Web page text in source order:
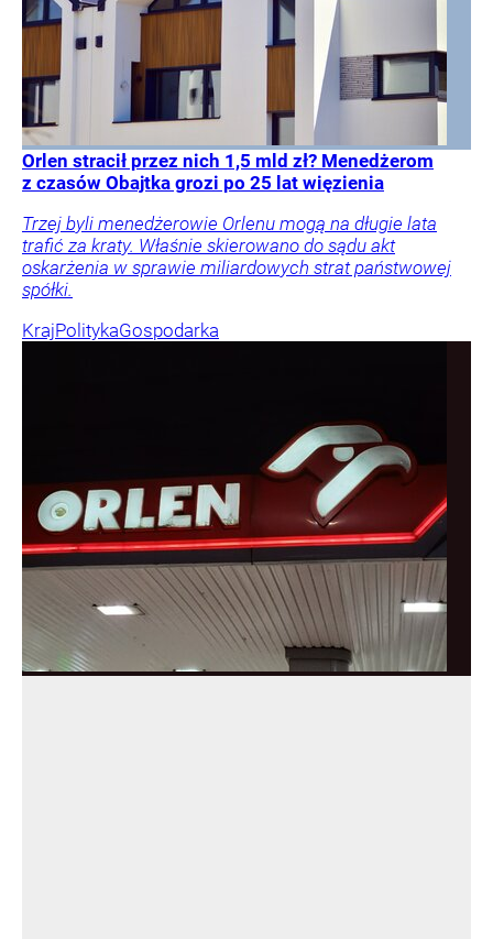
Orlen stracił przez nich 1,5 mld zł? Menedżerom
z czasów Obajtka grozi po 25 lat więzienia
Trzej byli menedżerowie Orlenu mogą na długie lata
trafić za kraty. Właśnie skierowano do sądu akt
oskarżenia w sprawie miliardowych strat państwowej
spółki.
KrajPolitykaGospodarka